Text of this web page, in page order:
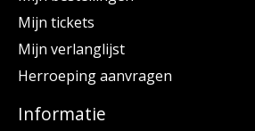
Mijn tickets
Mijn verlanglijst
Herroeping aanvragen
Informatie